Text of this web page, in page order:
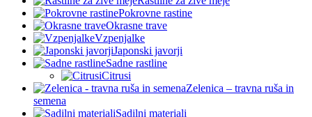
Pokrovne rastine
Okrasne trave
Vzpenjalke
Japonski javorji
Sadne rastline
Citrusi
Zelenica – travna ruša in
semena
Sadilni materiali